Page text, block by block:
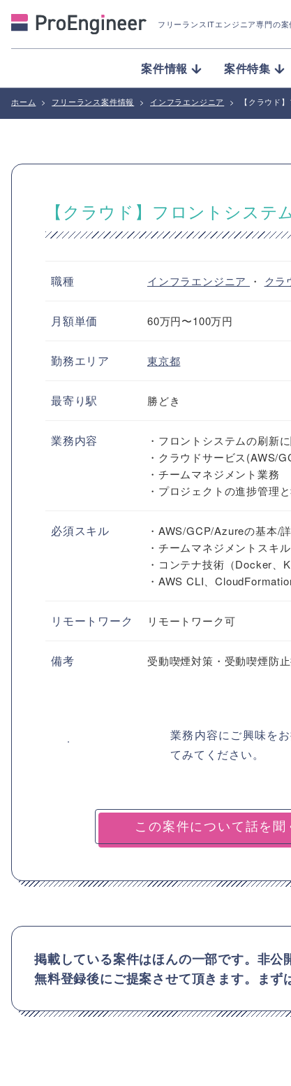
フリーランスITエンジニア専門の案
案件情報 案件特集
ホーム > フリーランス案件情報 > インフラエンジニア > 【クラウド
【クラウド】フロントシステ
職種 インフラエンジニア ・ クラ
月額単価 60万円〜100万円
勤務エリア 東京都
最寄り駅 勝どき
業務内容
・フロントシステムの刷新
・クラウドサービス(AWS/
・チームマネジメント業務
・プロジェクトの進捗管理
必須スキル
・AWS/GCP/Azureの基本/
・チームマネジメントスキル
・コンテナ技術（Docker、
・AWS CLI、
リモートワーク リモートワーク可
備考 受動喫煙対策・受動喫煙防
業務内容にご興味を
てみてください。
掲載している案件はほんの一部です。非公
無料登録後にご提案させて頂きます。まず